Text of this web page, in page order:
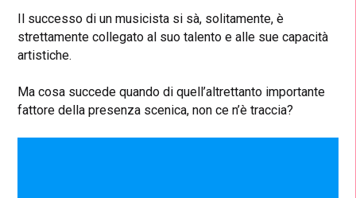
Il successo di un musicista si sà, solitamente, è
strettamente collegato al suo talento e alle sue capacità
artistiche.
Ma cosa succede quando di quell’altrettanto importante
fattore della presenza scenica, non ce n’è traccia?